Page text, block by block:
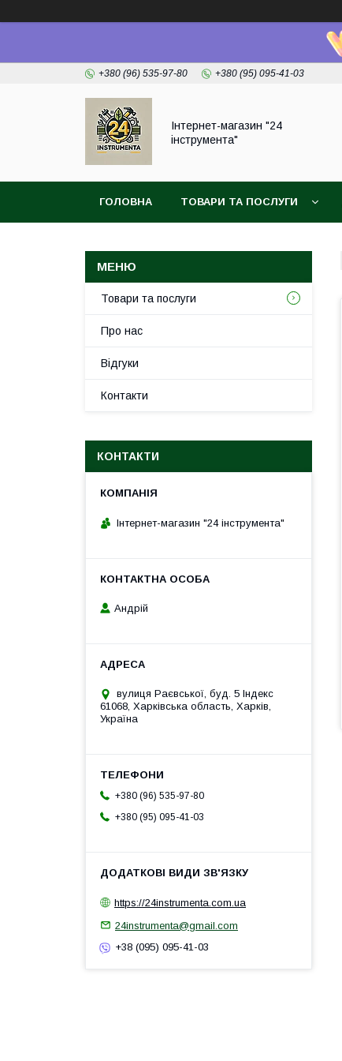
+380 (96) 535-97-80 +380 (95) 095-41-03
Інтернет-магазин "24
інструмента"
ГОЛОВНА ТОВАРИ ТА ПОСЛУГИ
Товари та послуги
Про нас
Відгуки
Контакти
КОНТАКТИ
Інтернет-магазин "24 інструмента"
Андрій
вулиця Раєвської, буд. 5 Індекс
61068, Харківська область, Харків,
Україна
+380 (96) 535-97-80
+380 (95) 095-41-03
https://24instrumenta.com.ua
24instrumenta@gmail.com
+38 (095) 095-41-03